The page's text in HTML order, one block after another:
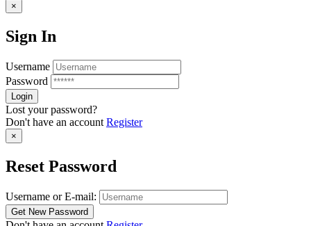
×
Sign In
Username
Password
Lost your password?
Don't have an account Register
×
Reset Password
Username or E-mail: